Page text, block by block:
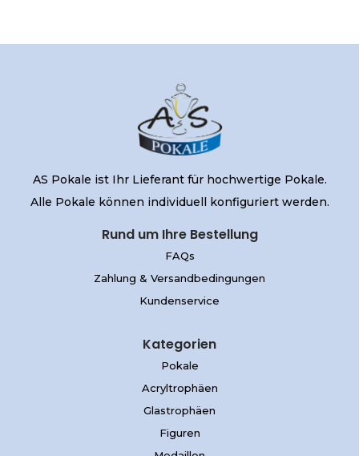
AS Pokale ist Ihr Lieferant für hochwertige Pokale.
Alle Pokale können individuell konfiguriert werden.
Rund um Ihre Bestellung
FAQs
Zahlung & Versandbedingungen
Kundenservice
Kategorien
Pokale
Acryltrophäen
Glastrophäen
Figuren